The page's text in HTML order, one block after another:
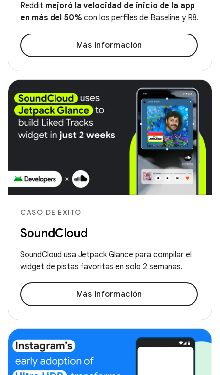
Reddit mejoró la velocidad de inicio de la app
en más del 50% con los perfiles de Baseline y R8.
Más información
CASO DE ÉXITO
SoundCloud
SoundCloud usa Jetpack Glance para compilar el
widget de pistas favoritas en solo 2 semanas.
Más información